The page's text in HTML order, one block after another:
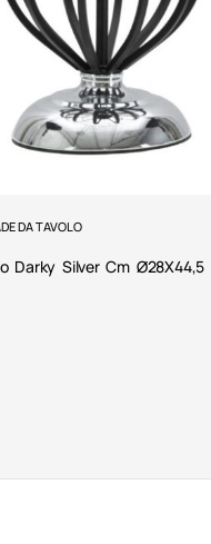
DA TAVOLO
Darky Silver Cm